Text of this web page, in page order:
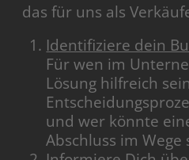
das für uns als
Identifiziere dein
Für wen im
Lösung hilfreich
und wer könnte
Abschluss im Wege